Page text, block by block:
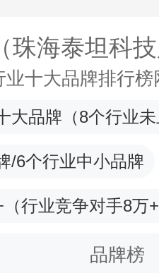
珠海泰坦科
业十大品牌排行
大品牌 （8个行业
/6个行业中小品牌
（行业竞争对手8万
品牌榜